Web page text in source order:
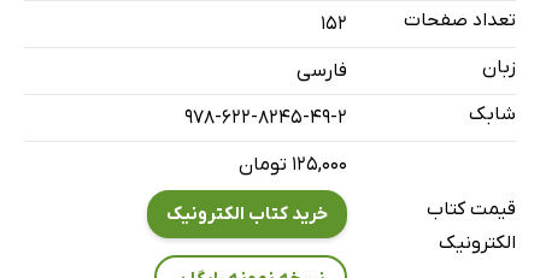
2: آیا یادگیری ماشین مرزهای ناشناخته‌ای دارد؟
1-2 AlphaGo: دستاوردی درخشان
4-2 انفجار ترکیبی، معضل محاسباتی
تعداد صفحات
152
زبان
فارسی
شابک
978-622-8245-49-2
قیمت کتاب
الکترونیک
۱۲۵,۰۰۰ تومان
خرید کتاب الکترونیک